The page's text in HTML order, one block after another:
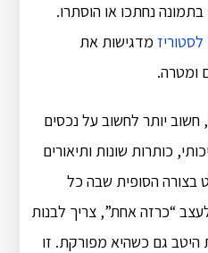
נחתכו או הוסתרו.
מדגישות את
ומטרה.
יותר לחשוב על נכסים
כותרות שונות ותיאורים
בצורה הסופית שבה כל
“כרזה אחת”, צריך לבנות
גם כשהיא מפורקת. זו